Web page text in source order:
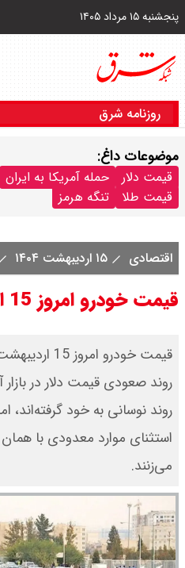
پنجشنبه ۱۵ مرداد ۱۴۰۵
روزنامه شرق
موضوعات داغ:
قیمت دلار حمله آمریکا به ایران
قیمت طلا
تنگه هرمز
اقتصادی ۱۵ اردیبهشت ۱۴۰۴
قیمت خودرو امروز 15 اردیبهشت 1404
روند صعودی قیمت دلار در
روند نوسانی به خود گرفته‌اند،
استثنای موارد معدودی با
می‌زنند.